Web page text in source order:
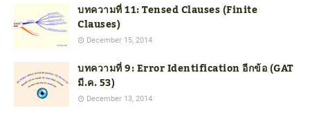
บทความที่ 11: Tensed Clauses (Finite
Clauses)
December 15, 2014
บทความที่ 9: Error Identification อีกข้อ (GAT
มี.ค. 53)
December 13, 2014